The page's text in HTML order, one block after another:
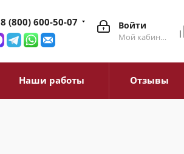
Войти
Мой кабинет
8 (800) 600-50-07
Наши работы Отзывы